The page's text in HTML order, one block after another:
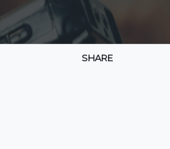
SHARE